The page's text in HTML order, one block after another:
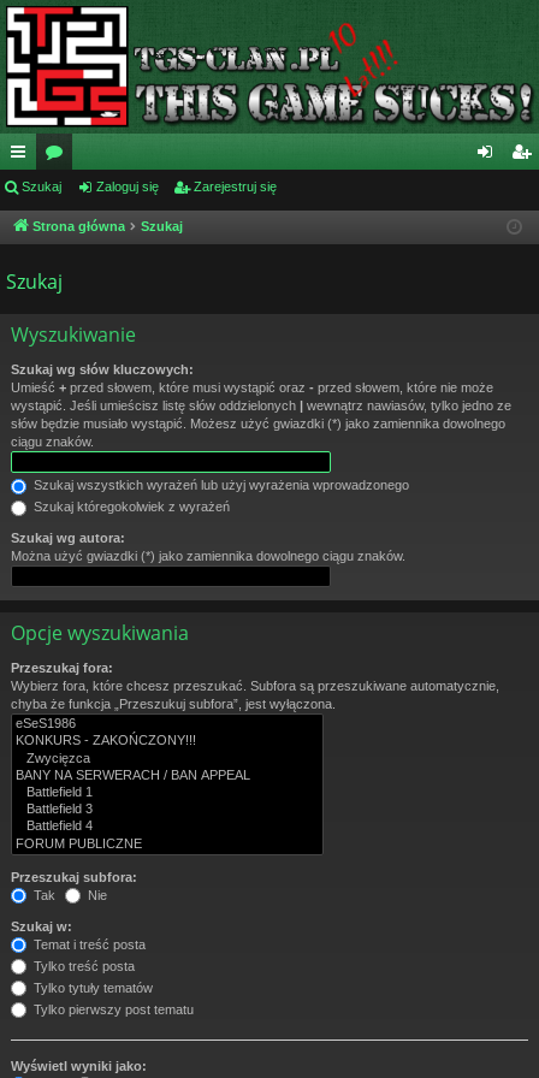
ię
ce
or
a ej
Szukaj Zaloguj się Zarejestruj się
Strona główna Szukaj
Szukaj
Wyszukiwanie
Szukaj wg słów kluczowych:
Umieść + przed słowem, które musi wystąpić oraz - przed słowem, które nie może
wystąpić. Jeśli umieścisz listę słów oddzielonych
wewnątrz nawiasów, tylko jedno ze
słów będzie musiało wystąpić. Możesz użyć gwiazdki (*) jako zamiennika dowolnego
ciągu znaków.
Szukaj wszystkich wyrażeń lub użyj wyrażenia wprowadzonego
Szukaj któregokolwiek z wyrażeń
Szukaj wg autora:
Można użyć gwiazdki (*) jako zamiennika dowolnego ciągu znaków.
Opcje wyszukiwania
Przeszukaj fora:
Wybierz fora, które chcesz przeszukać. Subfora są przeszukiwane automatycznie,
chyba że funkcja „Przeszukuj subfora”, jest wyłączona.
Przeszukaj subfora:
Tak
Nie
Szukaj w:
Temat i treść posta
Tylko treść posta
Tylko tytuły tematów
Tylko pierwszy post tematu
Wyświetl wyniki jako: